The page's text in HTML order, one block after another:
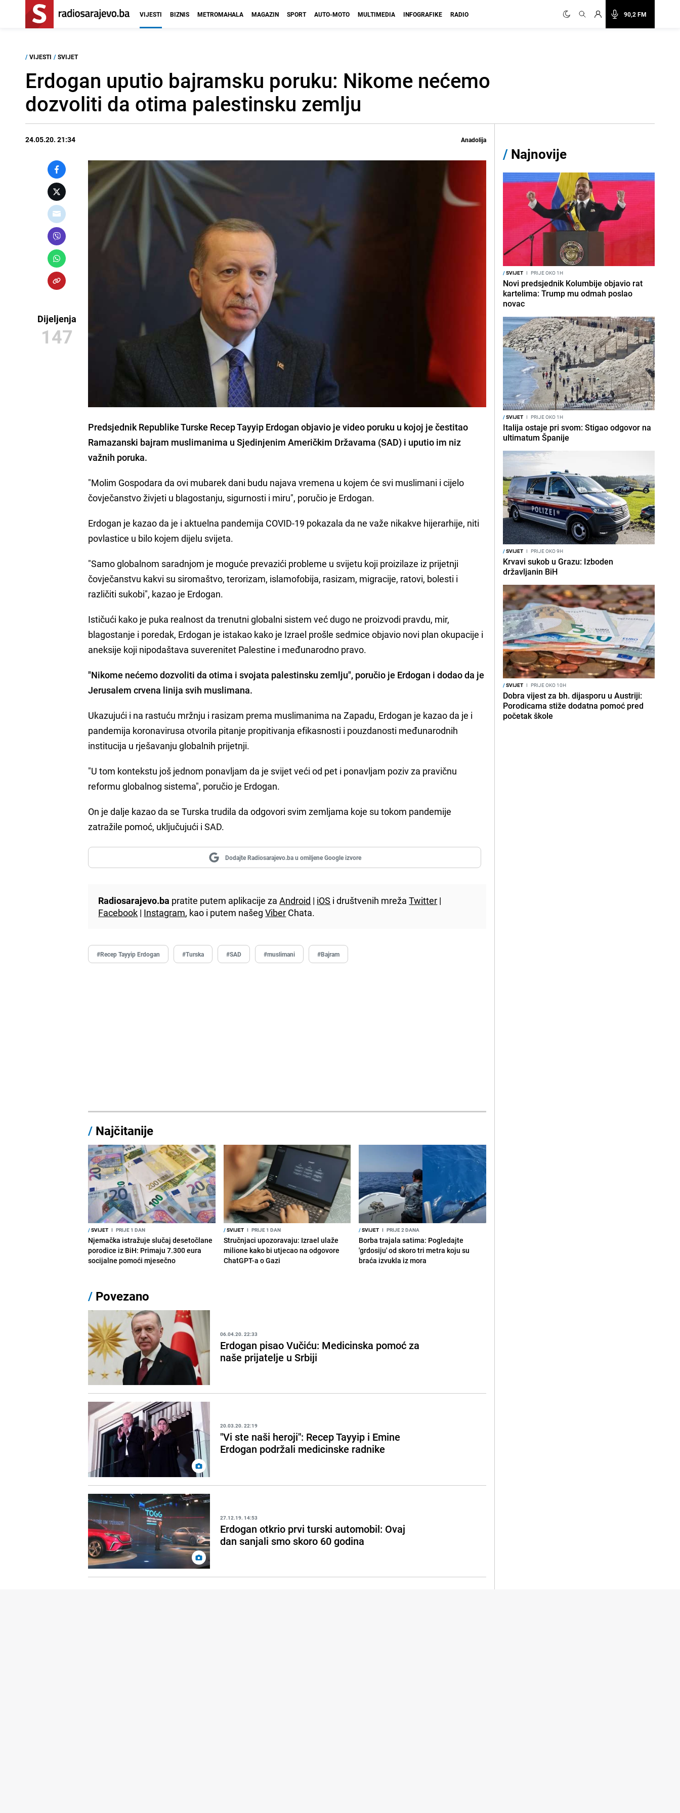
90,2 FM
VIJESTI BIZNIS METROMAHALA MAGAZIN SPORT AUTO-MOTO MULTIMEDIA INFOGRAFIKE RADIO
/ VIJESTI / SVIJET
Erdogan uputio bajramsku poruku: Nikome nećemo
dozvoliti da otima palestinsku zemlju
24.05.20. 21:34 Anadolija
Dijeljenja
147
Predsjednik Republike Turske Recep Tayyip Erdogan objavio je video poruku u kojoj je čestitao
Ramazanski bajram muslimanima u Sjedinjenim Američkim Državama (SAD) i uputio im niz
važnih poruka.
"Molim Gospodara da ovi mubarek dani budu najava vremena u kojem će svi muslimani i cijelo
čovječanstvo živjeti u blagostanju, sigurnosti i miru", poručio je Erdogan.
Erdogan je kazao da je i aktuelna pandemija COVID-19 pokazala da ne važe nikakve hijerarhije, niti
povlastice u bilo kojem dijelu svijeta.
"Samo globalnom saradnjom je moguće prevazići probleme u svijetu koji proizilaze iz prijetnji
čovječanstvu kakvi su siromaštvo, terorizam, islamofobija, rasizam, migracije, ratovi, bolesti i
različiti sukobi", kazao je Erdogan.
Ističući kako je puka realnost da trenutni globalni sistem već dugo ne proizvodi pravdu, mir,
blagostanje i poredak, Erdogan je istakao kako je Izrael prošle sedmice objavio novi plan okupacije i
aneksije koji nipodaštava suverenitet Palestine i međunarodno pravo.
"Nikome nećemo dozvoliti da otima i svojata palestinsku zemlju", poručio je Erdogan i dodao da je
Jerusalem crvena linija svih muslimana.
Ukazujući i na rastuću mržnju i rasizam prema muslimanima na Zapadu, Erdogan je kazao da je i
pandemija koronavirusa otvorila pitanje propitivanja efikasnosti i pouzdanosti međunarodnih
institucija u rješavanju globalnih prijetnji.
"U tom kontekstu još jednom ponavljam da je svijet veći od pet i ponavljam poziv za pravičnu
reformu globalnog sistema", poručio je Erdogan.
On je dalje kazao da se Turska trudila da odgovori svim zemljama koje su tokom pandemije
zatražile pomoć, uključujući i SAD.
Dodajte Radiosarajevo.ba u omiljene Google izvore
Radiosarajevo.ba pratite putem aplikacije zaAndroid | iOS i društvenih mrežaTwitter |
Facebook | Instagram, kao i putem našegViber Chata.
#Recep Tayyip Erdogan #Turska #SAD #muslimani #Bajram
/ Najčitanije
/SVIJET I PRIJE 1 DAN
Njemačka istražuje slučaj desetočlane
porodice iz BiH: Primaju 7.300 eura
socijalne pomoći mjesečno
/SVIJET I PRIJE 1 DAN
Stručnjaci upozoravaju: Izrael ulaže
milione kako bi utjecao na odgovore
ChatGPT-a o Gazi
/SVIJET I PRIJE 2 DANA
Borba trajala satima: Pogledajte
'grdosiju' od skoro tri metra koju su
braća izvukla iz mora
/ Povezano
06.04.20. 22:33
Erdogan pisao Vučiću: Medicinska pomoć za
naše prijatelje u Srbiji
20.03.20. 22:19
"Vi ste naši heroji": Recep Tayyip i Emine
Erdogan podržali medicinske radnike
27.12.19. 14:53
Erdogan otkrio prvi turski automobil: Ovaj
dan sanjali smo skoro 60 godina
/ Najnovije
/SVIJET I PRIJE OKO 1H
Novi predsjednik Kolumbije objavio rat
kartelima: Trump mu odmah poslao
novac
/SVIJET I PRIJE OKO 1H
Italija ostaje pri svom: Stigao odgovor na
ultimatum Španije
/SVIJET I PRIJE OKO 9H
Krvavi sukob u Grazu: Izboden
državljanin BiH
/SVIJET I PRIJE OKO 10H
Dobra vijest za bh. dijasporu u Austriji:
Porodicama stiže dodatna pomoć pred
početak škole